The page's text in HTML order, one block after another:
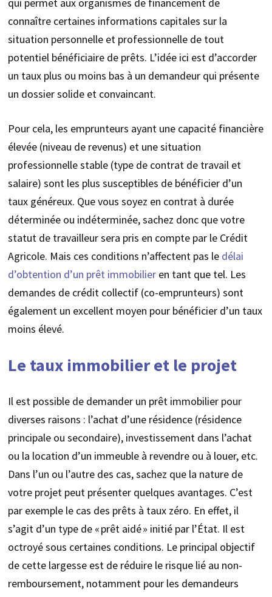
connaître certaines informations capitales sur la
situation personnelle et professionnelle de tout
potentiel bénéficiaire de prêts. L’idée ici est d’accorder
un taux plus ou moins bas à un demandeur qui présente
un dossier solide et convaincant.
Pour cela, les emprunteurs ayant une capacité financière
élevée (niveau de revenus) et une situation
professionnelle stable (type de contrat de travail et
salaire) sont les plus susceptibles de bénéficier d’un
taux généreux. Que vous soyez en contrat à durée
déterminée ou indéterminée, sachez donc que votre
statut de travailleur sera pris en compte par le Crédit
Agricole. Mais ces conditions n’affectent pas le délai
d’obtention d’un prêt immobilieren tant que tel. Les
demandes de crédit collectif (co-emprunteurs) sont
également un excellent moyen pour bénéficier d’un taux
moins élevé.
Le taux immobilier et le projet
Il est possible de demander un prêt immobilier pour
diverses raisons : l’achat d’une résidence (résidence
principale ou secondaire), investissement dans l’achat
ou la location d’un immeuble à revendre ou à louer, etc.
Dans l’un ou l’autre des cas, sachez que la nature de
votre projet peut présenter quelques avantages. C’est
par exemple le cas des prêts à taux zéro. En effet, il
s’agit d’un type de « prêt aidé » initié par l’État. Il est
octroyé sous certaines conditions. Le principal objectif
de cette largesse est de réduire le risque lié au non-
remboursement, notamment pour les demandeurs